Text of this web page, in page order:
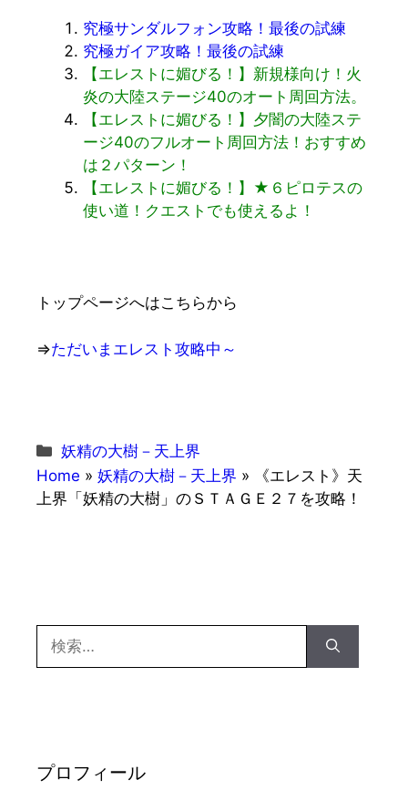
究極サンダルフォン攻略！最後の試練
究極ガイア攻略！最後の試練
【エレストに媚びる！】新規様向け！火
炎の大陸ステージ40のオート周回方法。
【エレストに媚びる！】夕闇の大陸ステ
ージ40のフルオート周回方法！おすすめ
は２パターン！
【エレストに媚びる！】★６ピロテスの
使い道！クエストでも使えるよ！
トップページへはこちらから
⇒ただいまエレスト攻略中～
カ
テ
ゴ
妖精の大樹－天上界
Home » 妖精の大樹－天上界 »
《エレスト》天
上界「妖精の大樹」のＳＴＡＧＥ２７を攻略！
索:
プロフィール